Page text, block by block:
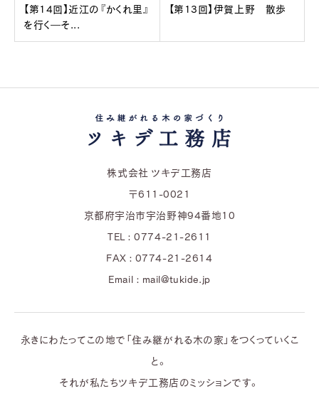
【第14回】近江の『かくれ里』
を行く―そ...
【第13回】伊賀上野 散歩
株式会社 ツキデ工務店
〒611-0021
京都府宇治市宇治野神94番地10
TEL : 0774-21-2611
FAX : 0774-21-2614
Email : mail@tukide.jp
永きにわたってこの地で「住み継がれる木の家」をつくっていくこ
と。
それが私たちツキデ工務店のミッションです。